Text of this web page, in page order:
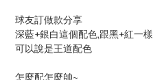
球友訂做款分享
深藍+銀白這個配色,跟黑+紅一樣
可以說是王道配色
怎麼配怎麼帥~